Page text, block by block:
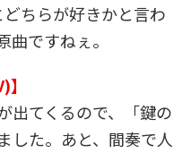
ちらが好きかと言わ
ですねぇ。
出てくるので、「鍵の
した。あと、間奏で人